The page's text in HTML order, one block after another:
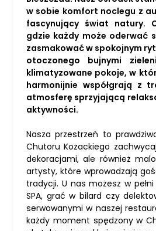
w sobie komfort noclegu z
fascynujący świat natury.
gdzie każdy może oderwać
zasmakować w spokojnym
otoczonego bujnymi
klimatyzowane pokoje, w
harmonijnie współgrają z
atmosferę sprzyjającą
aktywności.
Nasza przestrzeń to
Chutoru Kozackiego
dekoracjami, ale również
artysty, które wprowadzają
tradycji. U nas możesz w
SPA, grać w bilard czy
serwowanymi w naszej
każdy moment spędzony w